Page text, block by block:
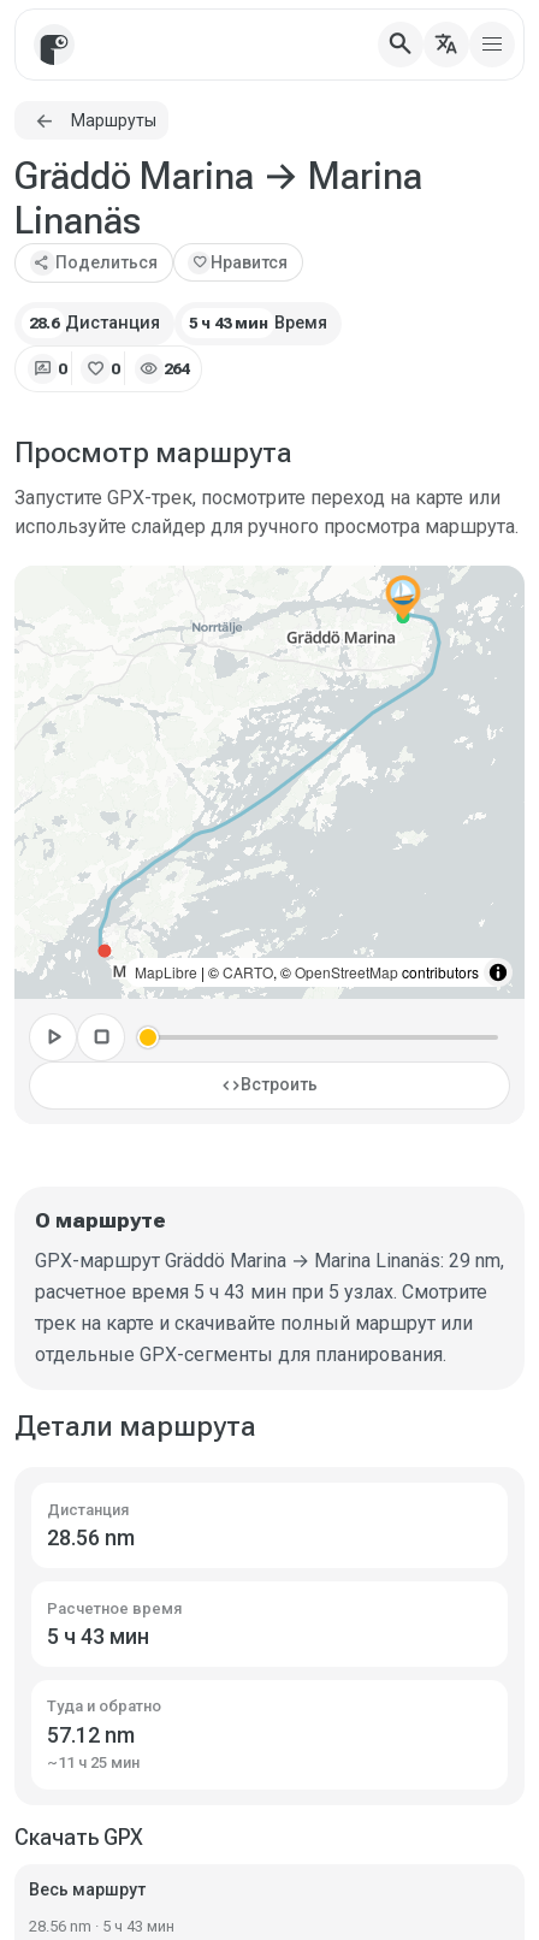
search translate
Маршруты
Gräddö Marina → Marina
Linanäs
share Поделиться favorite Нравится
28.6 Дистанция 5 ч 43 мин Время
rate_review 0 favorite 0 visibility 264
Просмотр маршрута
Запустите GPX-трек, посмотрите переход на карте или
используйте слайдер для ручного просмотра маршрута.
MapLibre | ©CARTO, ©OpenStreetMapcontributors
play_arrow stop
codeВстроить
О маршруте
GPX-маршрут Gräddö Marina → Marina Linanäs: 29 nm,
расчетное время 5 ч 43 мин при 5 узлах. Смотрите
трек на карте и скачивайте полный маршрут или
отдельные GPX-сегменты для планирования.
Детали маршрута
Дистанция
28.56 nm
Расчетное время
5 ч 43 мин
Туда и обратно
57.12 nm
~11 ч 25 мин
Скачать GPX
Весь маршрут
28.56 nm · 5 ч 43 мин